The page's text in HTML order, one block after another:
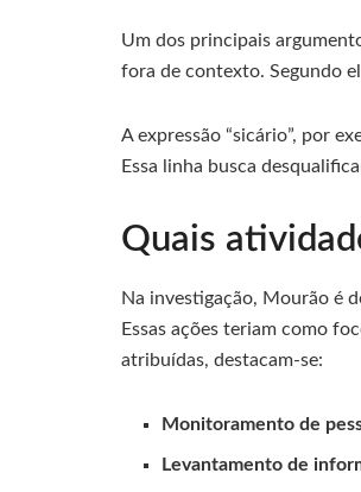
Um dos principais
fora de contexto. Segundo
A expressão “sicário”, por
Essa linha busca
Quais
Na investigação, Mourão é
Essas ações teriam como
atribuídas, destacam-se:
Monitoramento de
Levantamento de